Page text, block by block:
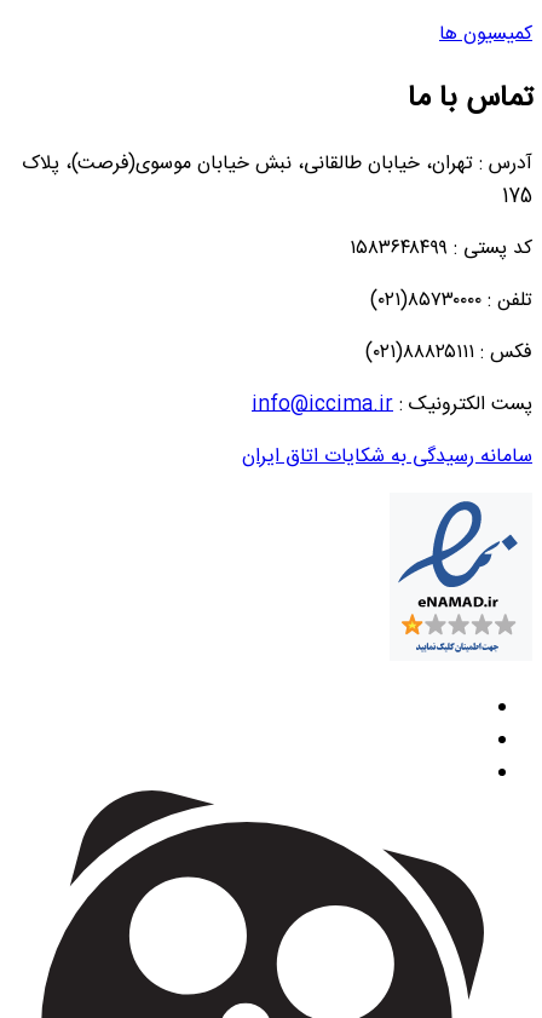
کمیسیون ها
تماس با ما
آدرس : تهران، خیابان طالقانی، نبش خیابان موسوی(فرصت)، پلاک
175
کد پستی : ۱۵۸۳۶۴۸۴۹۹
تلفن : ۸۵۷۳۰۰۰۰(۰۲۱)
فکس : ۸۸۸۲۵۱۱۱(۰۲۱)
پست الکترونیک :info@iccima.ir
سامانه رسیدگی به شکایات اتاق ایران